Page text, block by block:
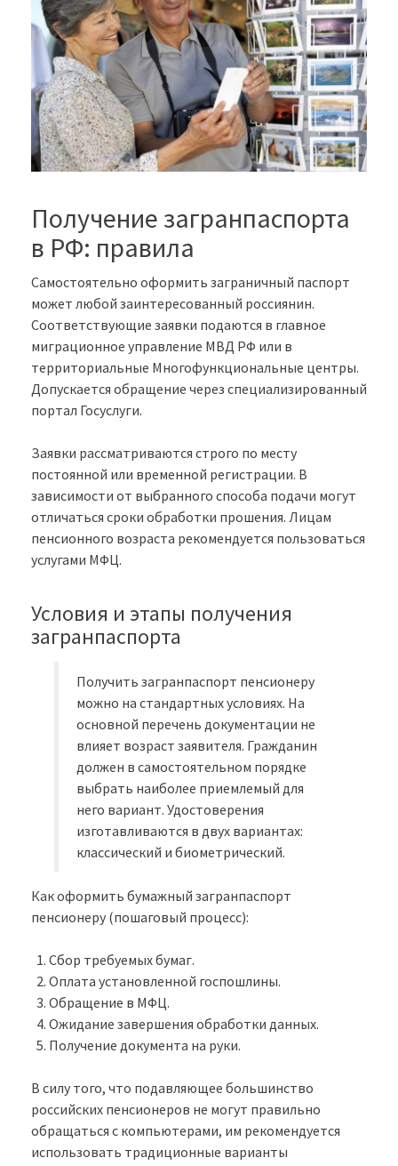
Получение загранпаспорта
в РФ: правила
Самостоятельно оформить заграничный паспорт
может любой заинтересованный россиянин.
Соответствующие заявки подаются в главное
миграционное управление МВД РФ или в
территориальные Многофункциональные центры.
Допускается обращение через специализированный
портал Госуслуги.
Заявки рассматриваются строго по месту
постоянной или временной регистрации. В
зависимости от выбранного способа подачи могут
отличаться сроки обработки прошения. Лицам
пенсионного возраста рекомендуется пользоваться
услугами МФЦ.
Условия и этапы получения
загранпаспорта
Получить загранпаспорт пенсионеру
можно на стандартных условиях. На
основной перечень документации не
влияет возраст заявителя. Гражданин
должен в самостоятельном порядке
выбрать наиболее приемлемый для
него вариант. Удостоверения
изготавливаются в двух вариантах:
классический и биометрический.
Как оформить бумажный загранпаспорт
пенсионеру (пошаговый процесс):
Сбор требуемых бумаг.
Оплата установленной госпошлины.
Обращение в МФЦ.
Ожидание завершения обработки данных.
Получение документа на руки.
В силу того, что подавляющее большинство
российских пенсионеров не могут правильно
обращаться с компьютерами, им рекомендуется
использовать традиционные варианты